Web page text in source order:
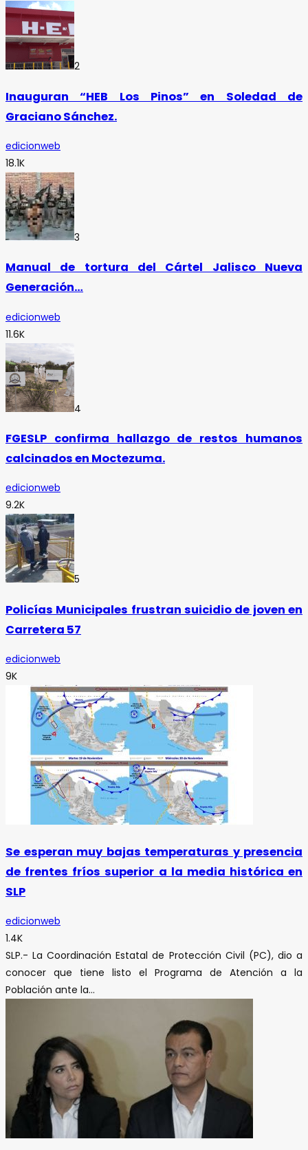
2
Inauguran “HEB Los Pinos” en Soledad de
Graciano Sánchez.
edicionweb
18.1K
3
Manual de tortura del Cártel Jalisco Nueva
Generación…
edicionweb
11.6K
4
FGESLP confirma hallazgo de restos humanos
calcinados en Moctezuma.
edicionweb
9.2K
5
Policías Municipales frustran suicidio de joven en
Carretera 57
edicionweb
9K
Se esperan muy bajas temperaturas y presencia
de frentes fríos superior a la media histórica en
SLP
edicionweb
1.4K
SLP.- La Coordinación Estatal de Protección Civil (PC), dio a
conocer que tiene listo el Programa de Atención a la
Población ante la...